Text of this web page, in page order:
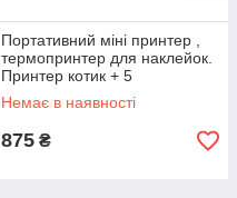
Портативний міні принтер ,
термопринтер для наклейок.
Принтер котик + 5
терморулонів + 5 наклейок.
Блакитний
Немає в наявності
875 ₴